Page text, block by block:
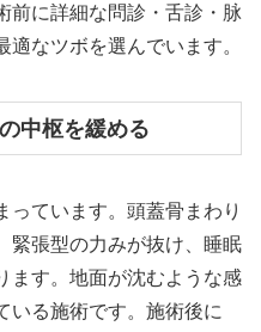
前に詳細な問診・舌診・脉
なツボを選んでいます。
中枢を緩める
っています。頭蓋骨まわり
緊張型の力みが抜け、睡眠
ます。地面が沈むような感
いる施術です。施術後に